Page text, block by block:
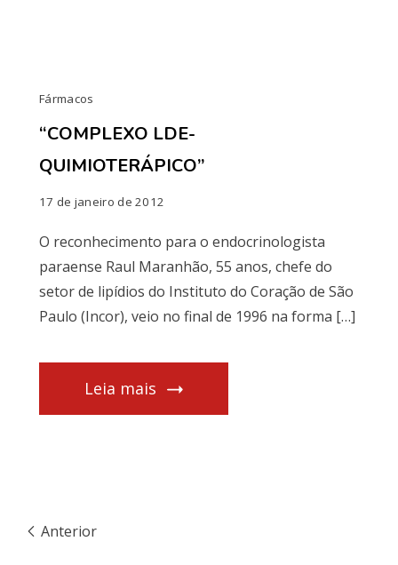
Fármacos
“COMPLEXO LDE-
QUIMIOTERÁPICO”
17 de janeiro de 2012
O reconhecimento para o endocrinologista
paraense Raul Maranhão, 55 anos, chefe do
setor de lipídios do Instituto do Coração de São
Paulo (Incor), veio no final de 1996 na forma […]
Leia mais
Anterior